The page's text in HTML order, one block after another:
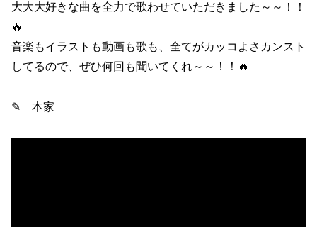
大大大好きな曲を全力で歌わせていただきました～～！！
🔥
音楽もイラストも動画も歌も、全てがカッコよさカンスト
してるので、ぜひ何回も聞いてくれ～～！！🔥
✎ 本家